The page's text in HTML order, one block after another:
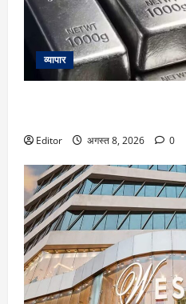
व्यापार
Editor अगस्त 8, 2026 0